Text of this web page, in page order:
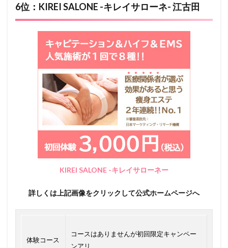
6位：KIREI SALONE -キレイサローネ- 江古田
KIREI SALONE -キレイサローネー
詳しくは上記画像をクリックして公式ホームページへ
体験コース
コースはありませんが初回限定キャンペー
ンアリ